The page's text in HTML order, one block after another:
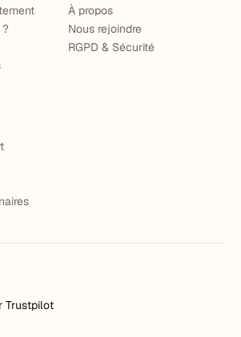
?
À propos
Nous rejoindre
RGPD & Sécurité
Trustpilot